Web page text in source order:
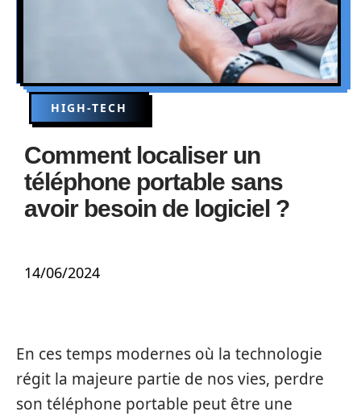
HIGH-TECH
Comment localiser un
téléphone portable sans
avoir besoin de logiciel ?
14/06/2024
En ces temps modernes où la technologie
régit la majeure partie de nos vies, perdre
son téléphone portable peut être une